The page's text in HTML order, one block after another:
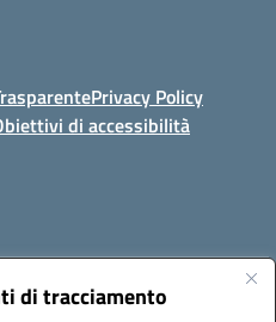
di tracciamento
Privacy Policy
di accessibilità
Casapulla (CE)